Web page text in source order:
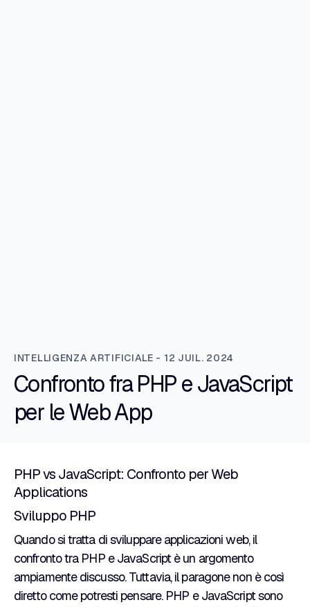
INTELLIGENZA ARTIFICIALE - 12 JUIL. 2024
Confronto fra PHP e JavaScript
per le Web App
PHP vs JavaScript: Confronto per Web
Applications
Sviluppo PHP
Quando si tratta di sviluppare applicazioni web, il
confronto tra PHP e JavaScript è un argomento
ampiamente discusso. Tuttavia, il paragone non è così
diretto come potresti pensare. PHP e JavaScript sono